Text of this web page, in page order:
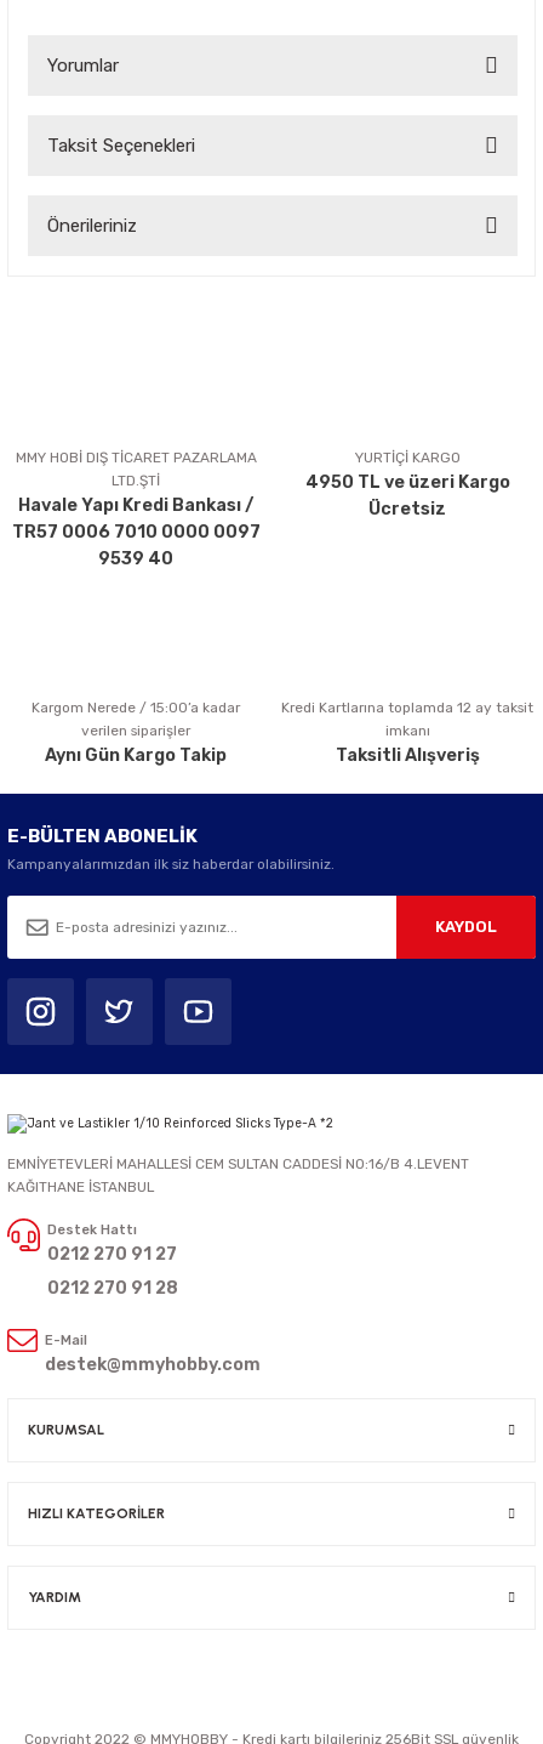
Yorumlar
Taksit Seçenekleri
Önerileriniz
Ürün açıklamasında eksik bilgiler bulunuyor.
Ürün bilgilerinde hatalar bulunuyor.
Ürün fiyatı diğer sitelerden daha pahalı.
Bu ürüne benzer farklı alternatifler olmalı.
Gönder
MMY HOBİ DIŞ TİCARET PAZARLAMA
LTD.ŞTİ
Havale Yapı Kredi Bankası /
TR57 0006 7010 0000 0097
9539 40
YURTİÇİ KARGO
4950 TL ve üzeri Kargo
Ücretsiz
Kargom Nerede / 15:00’a kadar
verilen siparişler
Aynı Gün Kargo Takip
Kredi Kartlarına toplamda 12 ay taksit
imkanı
Taksitli Alışveriş
E-BÜLTEN ABONELİK
Kampanyalarımızdan ilk siz haberdar olabilirsiniz.
KAYDOL
EMNİYETEVLERİ MAHALLESİ CEM SULTAN CADDESİ NO:16/B 4.LEVENT
KAĞITHANE İSTANBUL
Destek Hattı
0212 270 91 27
0212 270 91 28
E-Mail
destek@mmyhobby.com
KURUMSAL
HIZLI KATEGORİLER
YARDIM
Copyright 2022 © MMYHOBBY - Kredi kartı bilgileriniz 256Bit SSL güvenlik